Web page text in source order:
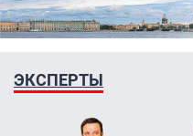
ЭКСПЕРТЫ